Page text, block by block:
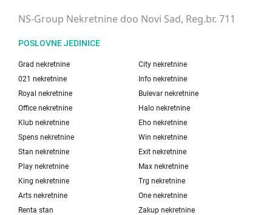
NS-Group Nekretnine doo Novi Sad, Reg.br. 711
POSLOVNE JEDINICE
Grad nekretnine
City nekretnine
021 nekretnine
Info nekretnine
Royal nekretnine
Bulevar nekretnine
Office nekretnine
Halo nekretnine
Klub nekretnine
Eho nekretnine
Spens nekretnine
Win nekretnine
Stan nekretnine
Exit nekretnine
Play nekretnine
Max nekretnine
King nekretnine
Trg nekretnine
Arts nekretnine
One nekretnine
Renta stan
Zakup nekretnine